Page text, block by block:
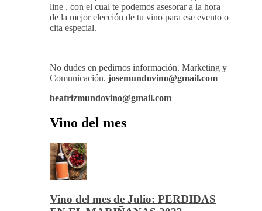
Mundovino ofrece los servicios de publicidad en
la Web .
También disponemos de Personal Shopper on-
line , con el cual te podemos asesorar a la hora
cita especial.
Comunicación.
beatrizmundovino@gmail.com
Vino del mes